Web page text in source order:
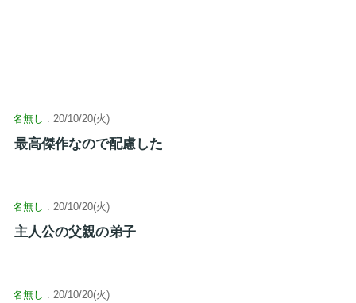
名無し : 20/10/20(火)
最高傑作なので配慮した
名無し : 20/10/20(火)
主人公の父親の弟子
名無し : 20/10/20(火)